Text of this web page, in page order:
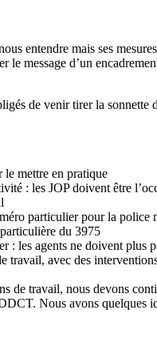
entendre mais ses
le message d’un
de venir tirer la sonnette
le mettre en pratique
: les JOP doivent être
particulier pour la police
du 3975
les agents ne doivent plus
avec des
de travail, nous devons
Nous avons quelques